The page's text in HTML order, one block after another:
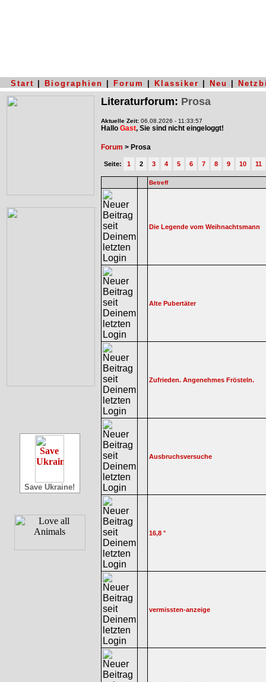
Start Biographien Forum Klassiker Neu
Save Ukraine!
Literaturforum: Prosa
Aktuelle Zeit: 06.08.2026 - 11:33:57
Hallo Gast, Sie sind nicht eingeloggt!
Forum > Prosa
Seite: 1 2 3 4 5 6 7 8 9 10 11
Betreff
Die Legende vom Weihnachtsmann
Alte Pubertäter
Zufrieden. Angenehmes Frösteln.
Ausbruchsversuche
16,8 °
vermissten-anzeige